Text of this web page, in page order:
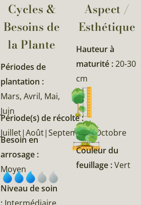
Cycles &
Besoins de
la Plante​
Périodes de
plantation :
Mars, Avril, Mai,
Juin
Période(s) de récolte :
Juillet|Août|Septembre|Octobre
Besoin en
arrosage :
Moyen
Niveau de soin
Aspect /
Esthétique
Hauteur à
maturité :20-30
cm
Couleur du
feuillage :Vert